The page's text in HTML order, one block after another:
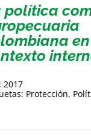
política
2017
Protección,